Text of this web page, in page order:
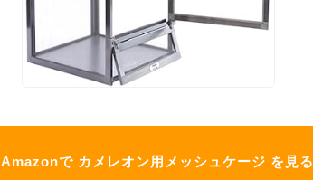
Amazonで カメレオン用メッシュケージ を見る